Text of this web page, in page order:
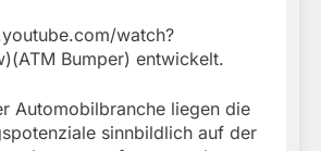
watch?
Bumper) entwickelt.
Automobilbranche liegen die
sinnbildlich auf der